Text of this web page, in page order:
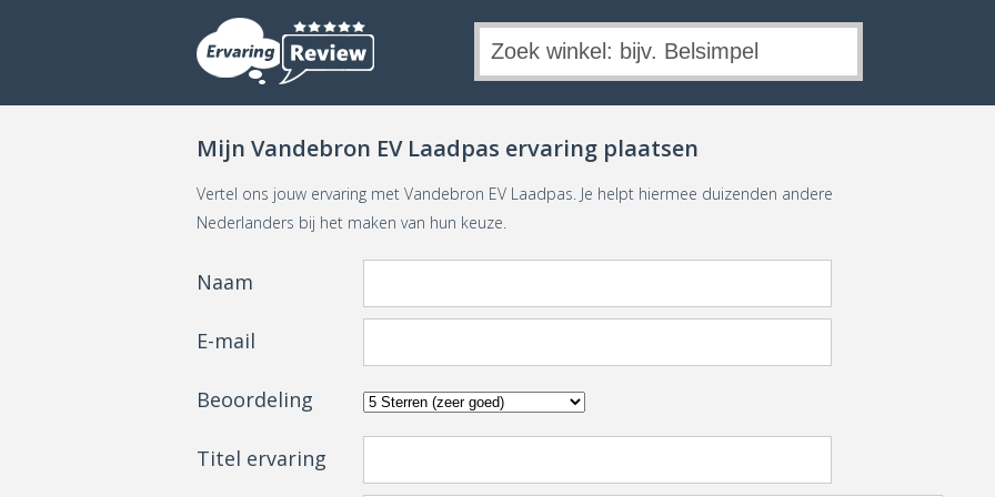
Mijn Vandebron EV Laadpas ervaring plaatsen
Vertel ons jouw ervaring met Vandebron EV Laadpas. Je helpt hiermee duizenden andere
Nederlanders bij het maken van hun keuze.
Naam
E-mail
Beoordeling
Titel ervaring